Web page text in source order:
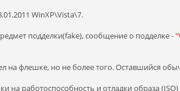
WinXP\Vista\7.
подделки(fake), сообщение о подделке -
на флешке, но не более того. Оставшийся
на работоспособность и отладки образа